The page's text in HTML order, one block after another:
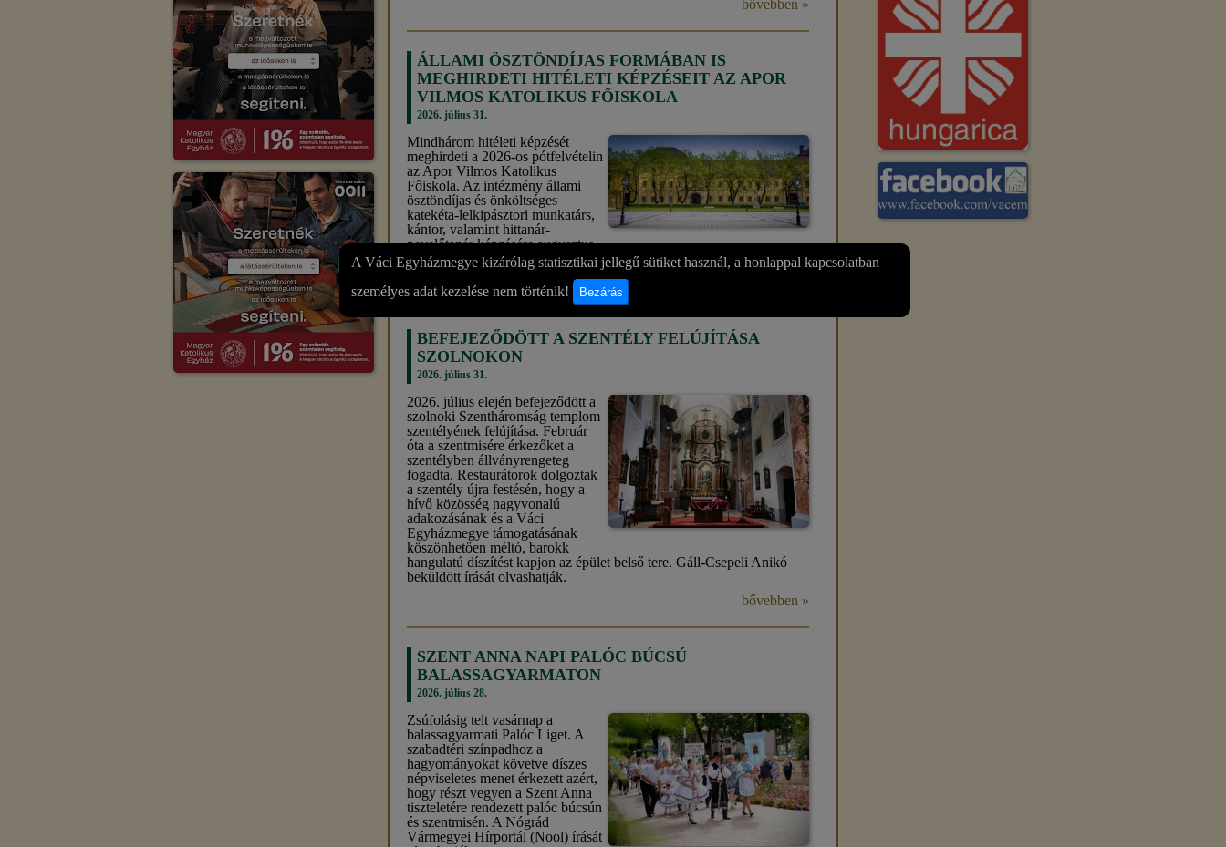
bővebben »
ÁLLAMI ÖSZTÖNDÍJAS FORMÁBAN IS
MEGHIRDETI HITÉLETI KÉPZÉSEIT AZ APOR
VILMOS KATOLIKUS FŐISKOLA
2026. július 31.
Mindhárom hitéleti képzését
meghirdeti a 2026-os pótfelvételin
az Apor Vilmos Katolikus
Főiskola. Az intézmény állami
ösztöndíjas és önköltséges
katekéta-lelkipásztori munkatárs,
kántor, valamint hittanár-
nevelőtanár képzésére augusztus
7-ig jelentkezhetnek az érdeklődők.
BEFEJEZŐDÖTT A SZENTÉLY FELÚJÍTÁSA
SZOLNOKON
2026. július 31.
2026. július elején befejeződött a
szolnoki Szentháromság templom
szentélyének felújítása. Február
óta a szentmisére érkezőket a
szentélyben állványrengeteg
fogadta. Restaurátorok dolgoztak
a szentély újra festésén, hogy a
hívő közösség nagyvonalú
adakozásának és a Váci
Egyházmegye támogatásának
köszönhetően méltó, barokk
hangulatú díszítést kapjon az épület belső tere. Gáll-Csepeli Anikó
beküldött írását olvashatják.
bővebben »
SZENT ANNA NAPI PALÓC BÚCSÚ
BALASSAGYARMATON
2026. július 28.
Zsúfolásig telt vasárnap a
balassagyarmati Palóc Liget. A
szabadtéri színpadhoz a
hagyományokat követve díszes
népviseletes menet érkezett azért,
hogy részt vegyen a Szent Anna
tiszteletére rendezett palóc búcsún
és szentmisén. A Nógrád
Vármegyei Hírportál (Nool) írását
A Váci Egyházmegye kizárólag statisztikai jellegű sütiket használ, a honlappal kapcsolatban
személyes adat kezelése nem történik!
Bezárás